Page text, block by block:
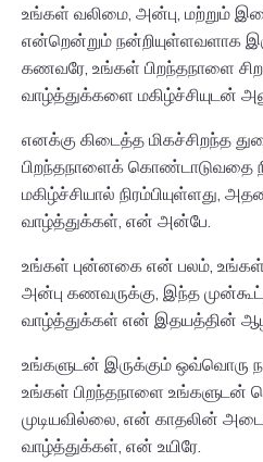
உங்கள் வலிமை, அன்பு, மற்றும்
என்றென்றும் நன்றியுள்ளவளாக
கணவரே, உங்கள் பிறந்தநாளை
வாழ்த்துக்களை மகிழ்ச்சியுடன்
எனக்கு கிடைத்த மிகச்சிறந்த
பிறந்தநாளைக் கொண்டாடுவதை
மகிழ்ச்சியால் நிரம்பியுள்ளது,
வாழ்த்துக்கள், என் அன்பே.
உங்கள் புன்னகை என் பலம், உங்கள்
அன்பு கணவருக்கு, இந்த
வாழ்த்துக்கள் என் இதயத்தின்
உங்களுடன் இருக்கும் ஒவ்வொரு
உங்கள் பிறந்தநாளை உங்களுடன்
முடியவில்லை, என் காதலின்
வாழ்த்துக்கள், என் உயிரே.